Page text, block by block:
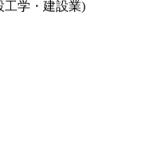
工学・建設業)